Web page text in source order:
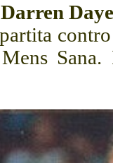
Darren